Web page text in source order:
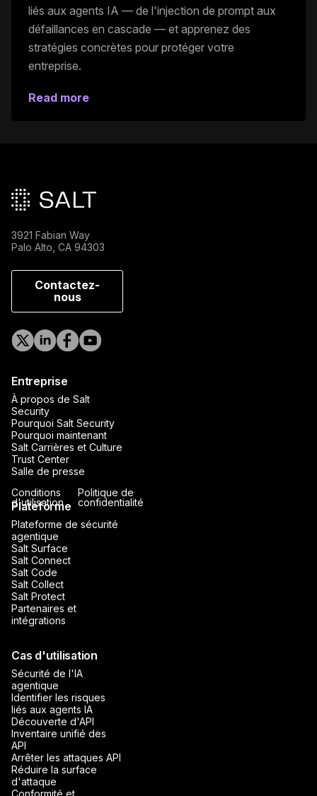
liés aux agents IA — de l'injection de prompt aux
défaillances en cascade — et apprenez des
stratégies concrètes pour protéger votre
entreprise.
Read more
3921 Fabian Way
Palo Alto, CA 94303
Contactez-
nous
Entreprise
À propos de Salt
Security
Pourquoi Salt Security
Pourquoi maintenant
Salt Carrières et Culture
Trust Center
Salle de presse
Plateforme
Plateforme de sécurité
agentique
Salt Surface
Salt Connect
Salt Code
Salt Collect
Salt Protect
Partenaires et
intégrations
Cas d'utilisation
Sécurité de l'IA
agentique
Identifier les risques
liés aux agents IA
Découverte d'API
Inventaire unifié des
API
Arrêter les attaques API
Réduire la surface
d'attaque
Conditions
d'utilisation
Politique de
confidentialité